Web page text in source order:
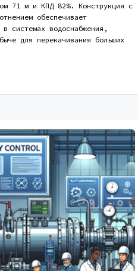
71 м и КПД 82%. Конструкция с
обеспечивает
системах водоснабжения,
для перекачивания больших